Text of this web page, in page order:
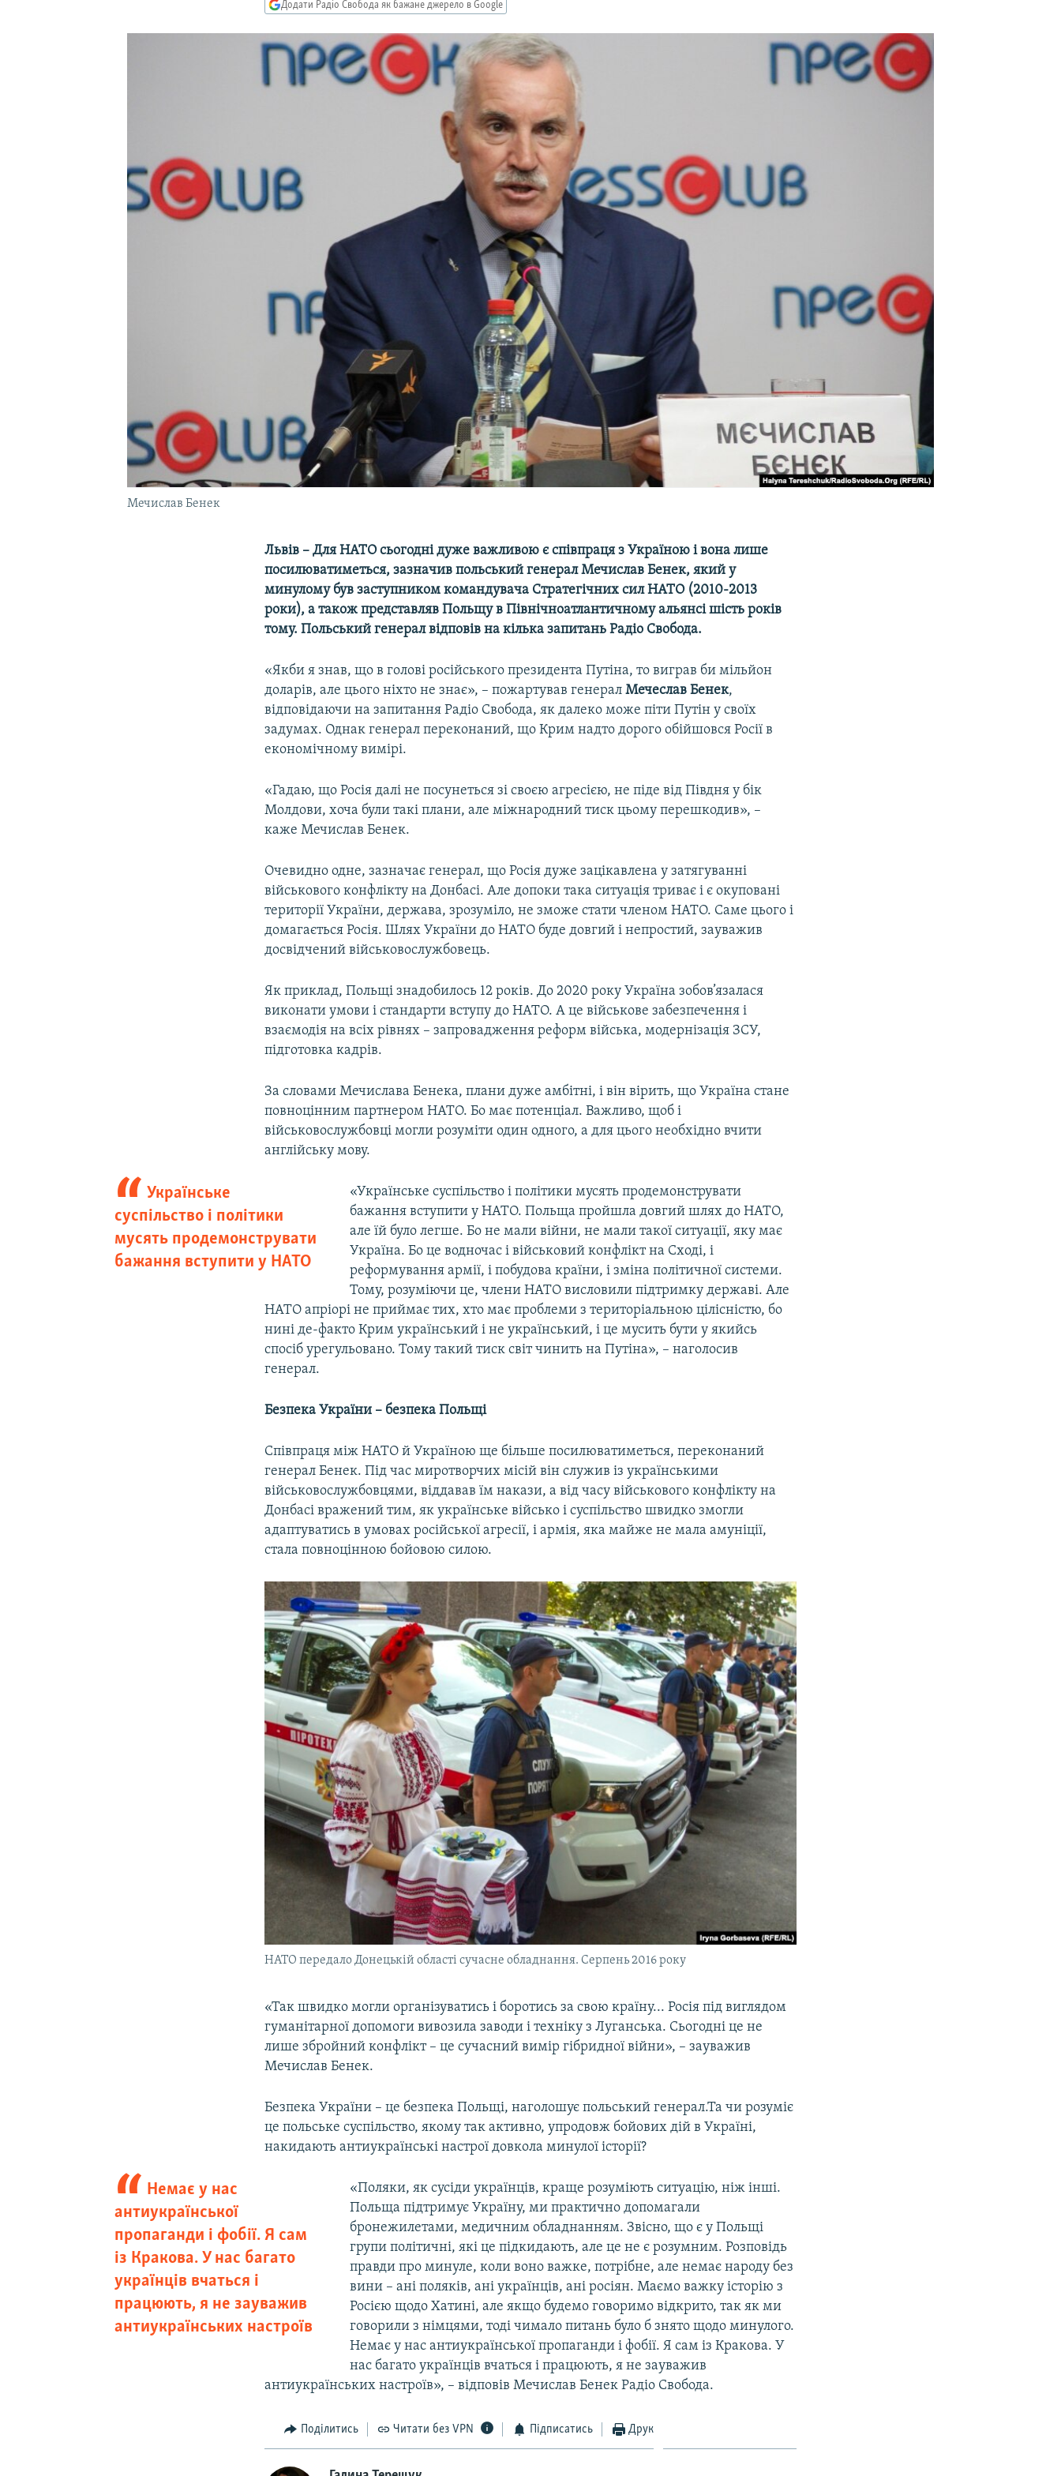
Додати Радіо Свобода як бажане джерело в Google
Мечислав Бенек
Львів – Для НАТО сьогодні дуже важливою є співпраця з Україною і вона лише
посилюватиметься, зазначив польський генерал Мечислав Бенек, який у
минулому був заступником командувача Стратегічних сил НАТО (2010-2013
роки), а також представляв Польщу в Північноатлантичному альянсі шість років
тому. Польський генерал відповів на кілька запитань Радіо Свобода.
«Якби я знав, що в голові російського президента Путіна, то виграв би мільйон
доларів, але цього ніхто не знає», – пожартував генералМечеслав Бенек,
відповідаючи на запитання Радіо Свобода, як далеко може піти Путін у своїх
задумах. Однак генерал переконаний, що Крим надто дорого обійшовся Росії в
економічному вимірі.
​«Гадаю, що Росія далі не посунеться зі своєю агресією, не піде від Півдня у бік
Молдови, хоча були такі плани, але міжнародний тиск цьому перешкодив», –
каже Мечислав Бенек.
Очевидно одне, зазначає генерал, що Росія дуже зацікавлена у затягуванні
військового конфлікту на Донбасі. Але допоки така ситуація триває і є окуповані
території України, держава, зрозуміло, не зможе стати членом НАТО. Саме цього і
домагається Росія. Шлях України до НАТО буде довгий і непростий, зауважив
досвідчений військовослужбовець.
Як приклад, Польщі знадобилось 12 років. До 2020 року Україна зобов’язалася
виконати умови і стандарти вступу до НАТО. А це військове забезпечення і
взаємодія на всіх рівнях – запровадження реформ війська, модернізація ЗСУ,
підготовка кадрів.
За словами Мечислава Бенека, плани дуже амбітні, і він вірить, що Україна стане
повноцінним партнером НАТО. Бо має потенціал. Важливо, щоб і
військовослужбовці могли розуміти один одного, а для цього необхідно вчити
англійську мову.
Українське
суспільство і політики
мусять продемонструвати
бажання вступити у НАТО
«Українське суспільство і політики мусять продемонструвати
бажання вступити у НАТО. Польща пройшла довгий шлях до НАТО,
але їй було легше. Бо не мали війни, не мали такої ситуації, яку має
Україна. Бо це водночас і військовий конфлікт на Сході, і
реформування армії, і побудова країни, і зміна політичної системи.
Тому, розуміючи це, члени НАТО висловили підтримку державі. Але
НАТО апріорі не приймає тих, хто має проблеми з територіальною цілісністю, бо
нині де-факто Крим український і не український, і це мусить бути у якийсь
спосіб урегульовано. Тому такий тиск світ чинить на Путіна», – наголосив
генерал.
Безпека України – безпека Польщі
Співпраця між НАТО й Україною ще більше посилюватиметься, переконаний
генерал Бенек. Під час миротворчих місій він служив із українськими
військовослужбовцями, віддавав їм накази, а від часу військового конфлікту на
Донбасі вражений тим, як українське військо і суспільство швидко змогли
адаптуватись в умовах російської агресії, і армія, яка майже не мала амуніції,
стала повноцінною бойовою силою.
НАТО передало Донецькій області сучасне обладнання. Серпень 2016 року
«Так швидко могли організуватись і боротись за свою країну... Росія під виглядом
гуманітарної допомоги вивозила заводи і техніку з Луганська. Сьогодні це не
лише збройний конфлікт – це сучасний вимір гібридної війни», – зауважив
Мечислав Бенек.
Безпека України – це безпека Польщі, наголошує польський генерал.Та чи розуміє
це польське суспільство, якому так активно, упродовж бойових дій в Україні,
накидають антиукраїнські настрої довкола минулої історії?
Немає у нас
антиукраїнської
пропаганди і фобії. Я сам
із Кракова. У нас багато
українців вчаться і
працюють, я не зауважив
антиукраїнських настроїв
«Поляки, як сусіди українців, краще розуміють ситуацію, ніж інші.
Польща підтримує Україну, ми практично допомагали
бронежилетами, медичним обладнанням. Звісно, що є у Польщі
групи політичні, які це підкидають, але це не є розумним. Розповідь
правди про минуле, коли воно важке, потрібне, але немає народу без
вини – ані поляків, ані українців, ані росіян. Маємо важку історію з
Росією щодо Хатині, але якщо будемо говоримо відкрито, так як ми
говорили з німцями, тоді чимало питань було б знято щодо минулого.
Немає у нас антиукраїнської пропаганди і фобії. Я сам із Кракова. У
нас багато українців вчаться і працюють, я не зауважив
антиукраїнських настроїв», – відповів Мечислав Бенек Радіо Свобода.
Поділитись Читати без VPN Підписатись Друк